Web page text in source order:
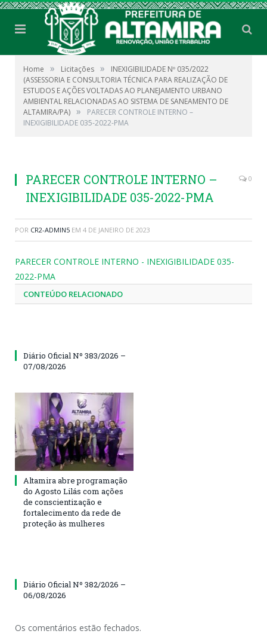
Home » Licitações »
INEXIGIBILIDADE Nº 035/2022
(ASSESSORIA E CONSULTORIA TÉCNICA PARA REALIZAÇÃO DE
ESTUDOS E AÇÕES VOLTADAS AO PLANEJAMENTO URBANO
AMBIENTAL RELACIONADAS AO SISTEMA DE SANEAMENTO DE
ALTAMIRA/PA) »
PARECER CONTROLE INTERNO –
INEXIGIBILIDADE 035-2022-PMA
PARECER CONTROLE INTERNO –
INEXIGIBILIDADE 035-2022-PMA
0
POR CR2-ADMIN5 EM 4 DE JANEIRO DE 2023
PARECER CONTROLE INTERNO - INEXIGIBILIDADE 035-
2022-PMA
CONTEÚDO RELACIONADO
Diário Oficial Nº 383/2026 –
07/08/2026
Altamira abre programação
do Agosto Lilás com ações
de conscientização e
fortalecimento da rede de
proteção às mulheres
Diário Oficial Nº 382/2026 –
06/08/2026
Os comentários estão fechados.